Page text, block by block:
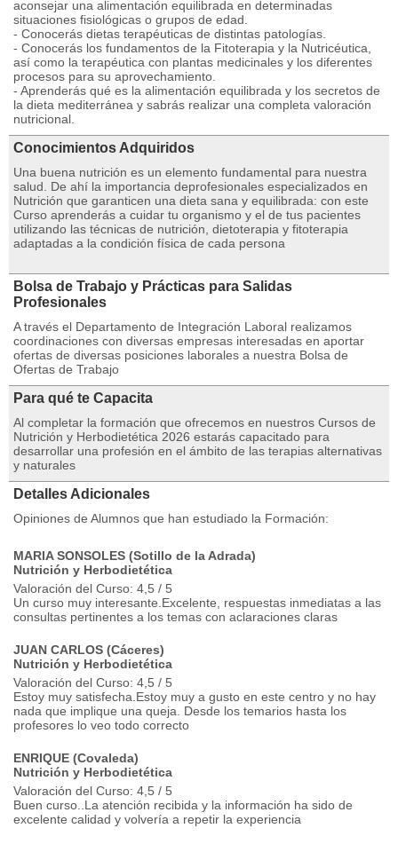
aconsejar una alimentación equilibrada en determinadas
situaciones fisiológicas o grupos de edad.
- Conocerás dietas terapéuticas de distintas patologías.
- Conocerás los fundamentos de la Fitoterapia y la Nutricéutica,
así como la terapéutica con plantas medicinales y los diferentes
procesos para su aprovechamiento.
- Aprenderás qué es la alimentación equilibrada y los secretos de
la dieta mediterránea y sabrás realizar una completa valoración
nutricional.
Conocimientos Adquiridos
Una buena nutrición es un elemento fundamental para nuestra
salud. De ahí la importancia deprofesionales especializados en
Nutrición que garanticen una dieta sana y equilibrada: con este
Curso aprenderás a cuidar tu organismo y el de tus pacientes
utilizando las técnicas de nutrición, dietoterapia y fitoterapia
adaptadas a la condición física de cada persona
Bolsa de Trabajo y Prácticas para Salidas
Profesionales
A través el Departamento de Integración Laboral realizamos
coordinaciones con diversas empresas interesadas en aportar
ofertas de diversas posiciones laborales a nuestra Bolsa de
Ofertas de Trabajo
Para qué te Capacita
Al completar la formación que ofrecemos en nuestros Cursos de
Nutrición y Herbodietética 2026 estarás capacitado para
desarrollar una profesión en el ámbito de las terapias alternativas
y naturales
Detalles Adicionales
Opiniones de Alumnos que han estudiado la Formación:
MARIA SONSOLES (Sotillo de la Adrada)
Nutrición y Herbodietética
Valoración del Curso: 4,5 / 5
Un curso muy interesante.Excelente, respuestas inmediatas a las
consultas pertinentes a los temas con aclaraciones claras
JUAN CARLOS (Cáceres)
Nutrición y Herbodietética
Valoración del Curso: 4,5 / 5
Estoy muy satisfecha.Estoy muy a gusto en este centro y no hay
nada que implique una queja. Desde los temarios hasta los
profesores lo veo todo correcto
ENRIQUE (Covaleda)
Nutrición y Herbodietética
Valoración del Curso: 4,5 / 5
Buen curso..La atención recibida y la información ha sido de
excelente calidad y volvería a repetir la experiencia